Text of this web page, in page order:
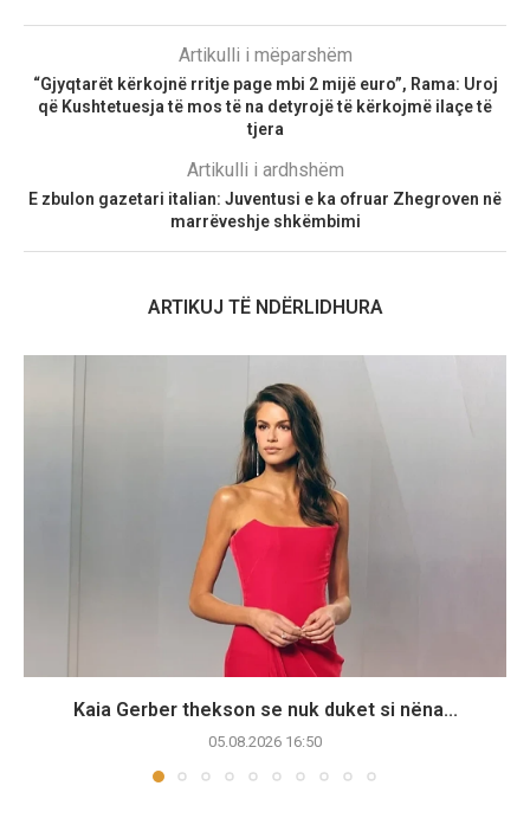
Artikulli i mëparshëm
“Gjyqtarët kërkojnë rritje page mbi 2 mijë euro”, Rama: Uroj
që Kushtetuesja të mos të na detyrojë të kërkojmë ilaçe të
tjera
Artikulli i ardhshëm
E zbulon gazetari italian: Juventusi e ka ofruar Zhegroven në
marrëveshje shkëmbimi
ARTIKUJ TË NDËRLIDHURA
Kaia Gerber thekson se nuk duket si nëna...
05.08.2026 16:50